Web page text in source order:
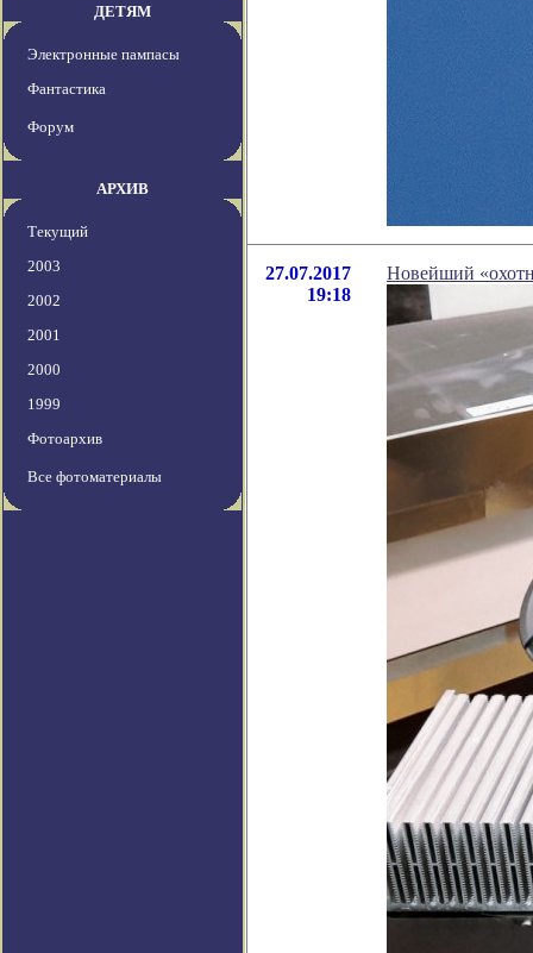
ДЕТЯМ
Электронные пампасы
Фантастика
Форум
АРХИВ
Текущий
2003
2002
2001
2000
1999
Фотоархив
Все фотоматериалы
27.07.2017
19:18
Новейший